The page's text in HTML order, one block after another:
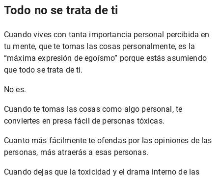
Todo no se trata de ti
Cuando vives con tanta importancia personal percibida en
tu mente, que te tomas las cosas personalmente, es la
“máxima expresión de egoísmo” porque estás asumiendo
que todo se trata de ti.
No es.
Cuando te tomas las cosas como algo personal, te
conviertes en presa fácil de personas tóxicas.
Cuanto más fácilmente te ofendas por las opiniones de las
personas, más atraerás a esas personas.
Cuando dejas que la toxicidad y el drama interno de las